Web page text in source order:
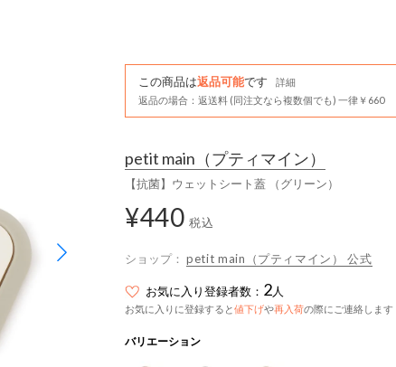
この商品は返品可能です
詳細
返品の場合：返送料 (同注文なら複数個でも) 一律￥660
petit main （プティマイン）
【抗菌】ウェットシート蓋 （グリーン）
¥440 税込
ショップ： petit main（プティマイン） 公式
お気に入り登録者数： 2人
お気に入りに登録すると値下げや再入荷の際にご連絡します
バリエーション